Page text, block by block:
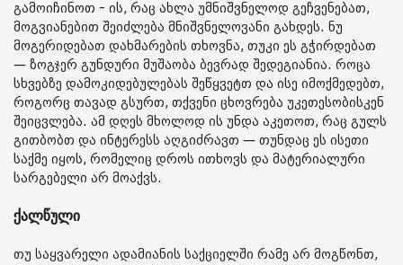
გამოიჩინოთ - ის, რაც ახლა უმნიშვნელოდ გეჩვენებათ,
მოგვიანებით შეიძლება მნიშვნელოვანი გახდეს. ნუ
მოგერიდებათ დახმარების თხოვნა, თუკი ეს გჭირდებათ
— ზოგჯერ გუნდური მუშაობა ბევრად შედეგიანია. როცა
სხვებზე დამოკიდებულებას შეწყვეტთ და ისე იმოქმედებთ,
როგორც თავად გსურთ, თქვენი ცხოვრება უკეთესობისკენ
შეიცვლება. ამ დღეს მხოლოდ ის უნდა აკეთოთ, რაც გულს
გითბობთ და ინტერესს აღგიძრავთ — თუნდაც ეს ისეთი
საქმე იყოს, რომელიც დროს ითხოვს და მატერიალური
სარგებელი არ მოაქვს.
ქალწული
თუ საყვარელი ადამიანის საქციელში რამე არ მოგწონთ,